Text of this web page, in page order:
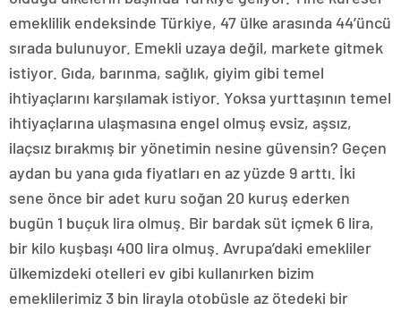
emeklilik endeksinde Türkiye, 47 ülke arasında 44’üncü
sırada bulunuyor. Emekli uzaya değil, markete gitmek
istiyor. Gıda, barınma, sağlık, giyim gibi temel
ihtiyaçlarını karşılamak istiyor. Yoksa yurttaşının temel
ihtiyaçlarına ulaşmasına engel olmuş evsiz, aşsız,
ilaçsız bırakmış bir yönetimin nesine güvensin? Geçen
aydan bu yana gıda fiyatları en az yüzde 9 arttı. İki
sene önce bir adet kuru soğan 20 kuruş ederken
bugün 1 buçuk lira olmuş. Bir bardak süt içmek 6 lira,
bir kilo kuşbaşı 400 lira olmuş. Avrupa’daki emekliler
ülkemizdeki otelleri ev gibi kullanırken bizim
emeklilerimiz 3 bin lirayla otobüsle az ötedeki bir